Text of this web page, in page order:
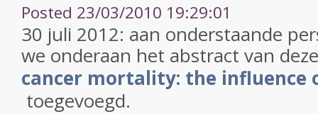
Posted 23/03/2010 19:29:01
30 juli 2012: aan onderstaande
we onderaan het abstract van
cancer mortality: the
toegevoegd.